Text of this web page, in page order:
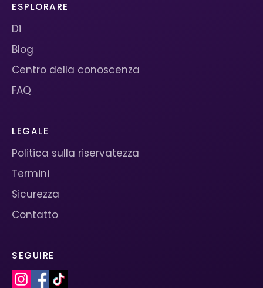
ESPLORARE
Di
Blog
Centro della conoscenza
FAQ
LEGALE
Politica sulla riservatezza
Termini
Sicurezza
Contatto
SEGUIRE